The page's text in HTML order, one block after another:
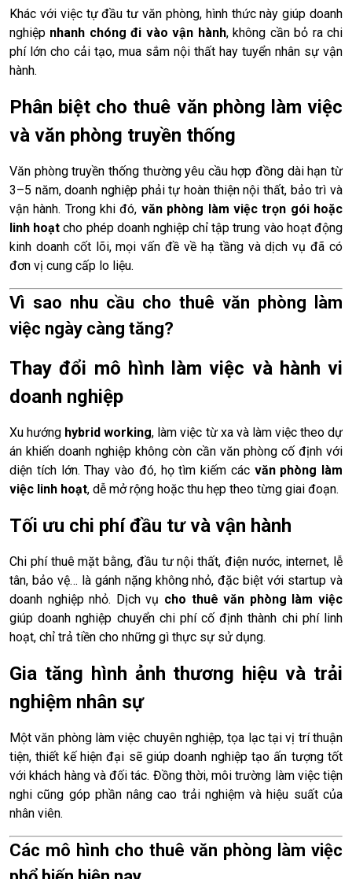
Khác với việc tự đầu tư văn phòng, hình thức này giúp doanh
nghiệp nhanh chóng đi vào vận hành, không cần bỏ ra chi
phí lớn cho cải tạo, mua sắm nội thất hay tuyển nhân sự vận
hành.
Phân biệt cho thuê văn phòng làm việc
và văn phòng truyền thống
Văn phòng truyền thống thường yêu cầu hợp đồng dài hạn từ
3–5 năm, doanh nghiệp phải tự hoàn thiện nội thất, bảo trì và
vận hành. Trong khi đó, văn phòng làm việc trọn gói hoặc
linh hoạt cho phép doanh nghiệp chỉ tập trung vào hoạt động
kinh doanh cốt lõi, mọi vấn đề về hạ tầng và dịch vụ đã có
đơn vị cung cấp lo liệu.
Vì sao nhu cầu cho thuê văn phòng làm
việc ngày càng tăng?
Thay đổi mô hình làm việc và hành vi
doanh nghiệp
Xu hướng hybrid working, làm việc từ xa và làm việc theo dự
án khiến doanh nghiệp không còn cần văn phòng cố định với
diện tích lớn. Thay vào đó, họ tìm kiếm các văn phòng làm
việc linh hoạt, dễ mở rộng hoặc thu hẹp theo từng giai đoạn.
Tối ưu chi phí đầu tư và vận hành
Chi phí thuê mặt bằng, đầu tư nội thất, điện nước, internet, lễ
tân, bảo vệ… là gánh nặng không nhỏ, đặc biệt với startup và
doanh nghiệp nhỏ. Dịch vụ cho thuê văn phòng làm việc
giúp doanh nghiệp chuyển chi phí cố định thành chi phí linh
hoạt, chỉ trả tiền cho những gì thực sự sử dụng.
Gia tăng hình ảnh thương hiệu và trải
nghiệm nhân sự
Một văn phòng làm việc chuyên nghiệp, tọa lạc tại vị trí thuận
tiện, thiết kế hiện đại sẽ giúp doanh nghiệp tạo ấn tượng tốt
với khách hàng và đối tác. Đồng thời, môi trường làm việc tiện
nghi cũng góp phần nâng cao trải nghiệm và hiệu suất của
nhân viên.
Các mô hình cho thuê văn phòng làm việc